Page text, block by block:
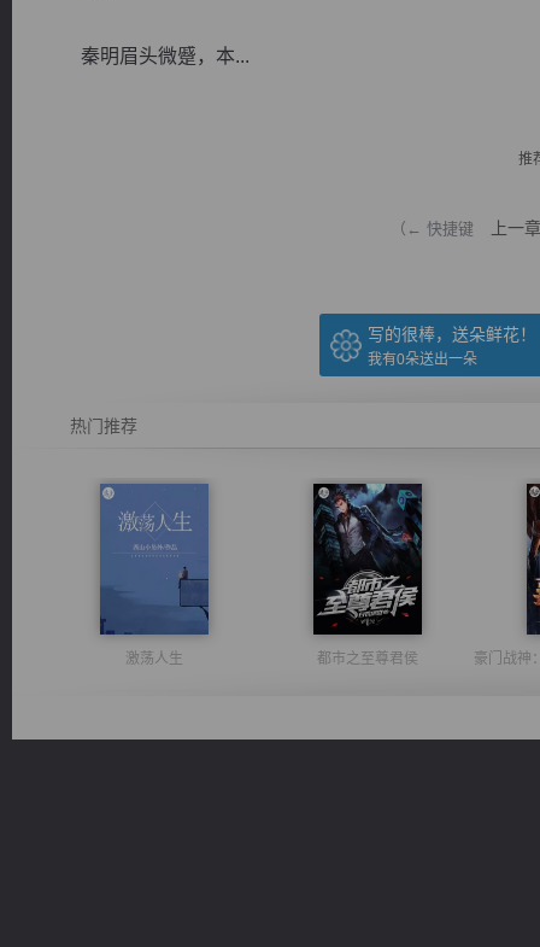
秦明眉头微蹙，本...
推
（← 快捷键 上一章
写的很棒，送朵鲜花！
我有0朵送出一朵
热门推荐
激荡人生 都市之至尊君侯